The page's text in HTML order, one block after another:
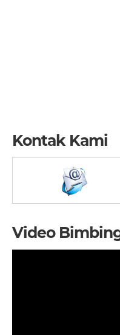
Kontak Kami
Video